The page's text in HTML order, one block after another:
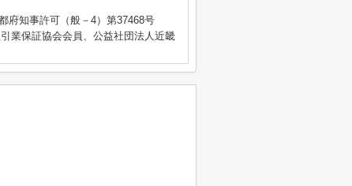
府知事許可（般－4）第37468号
業保証協会会員、公益社団法人近畿